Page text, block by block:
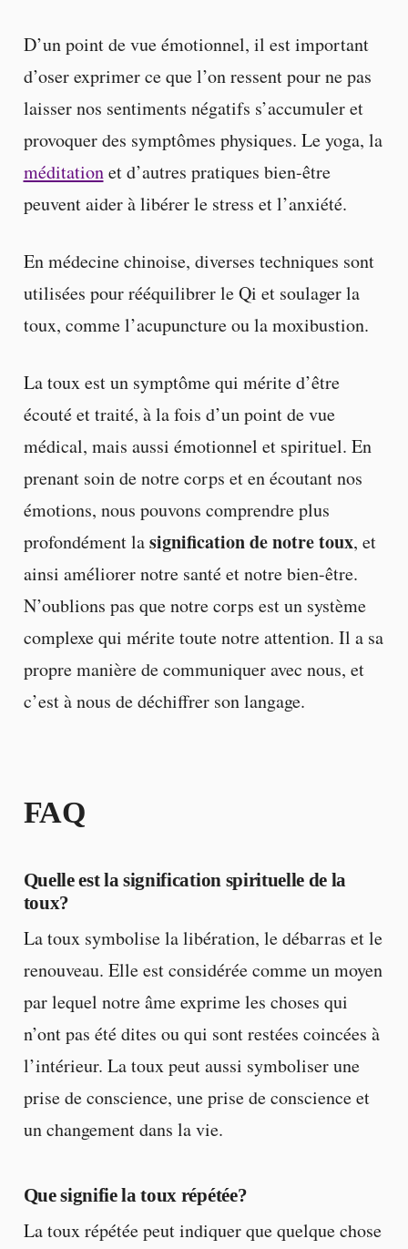
D’un point de vue émotionnel, il est important
d’oser exprimer ce que l’on ressent pour ne pas
laisser nos sentiments négatifs s’accumuler et
provoquer des symptômes physiques. Le yoga, la
méditationet d’autres pratiques bien-être
peuvent aider à libérer le stress et l’anxiété.
En médecine chinoise, diverses techniques sont
utilisées pour rééquilibrer le Qi et soulager la
toux, comme l’acupuncture ou la moxibustion.
La toux est un symptôme qui mérite d’être
écouté et traité, à la fois d’un point de vue
médical, mais aussi émotionnel et spirituel. En
prenant soin de notre corps et en écoutant nos
émotions, nous pouvons comprendre plus
profondément lasignification de notre toux, et
ainsi améliorer notre santé et notre bien-être.
N’oublions pas que notre corps est un système
complexe qui mérite toute notre attention. Il a sa
propre manière de communiquer avec nous, et
c’est à nous de déchiffrer son langage.
FAQ
Quelle est la signification spirituelle de la
toux?
La toux symbolise la libération, le débarras et le
renouveau. Elle est considérée comme un moyen
par lequel notre âme exprime les choses qui
n’ont pas été dites ou qui sont restées coincées à
l’intérieur. La toux peut aussi symboliser une
prise de conscience, une prise de conscience et
un changement dans la vie.
Que signifie la toux répétée?
La toux répétée peut indiquer que quelque chose